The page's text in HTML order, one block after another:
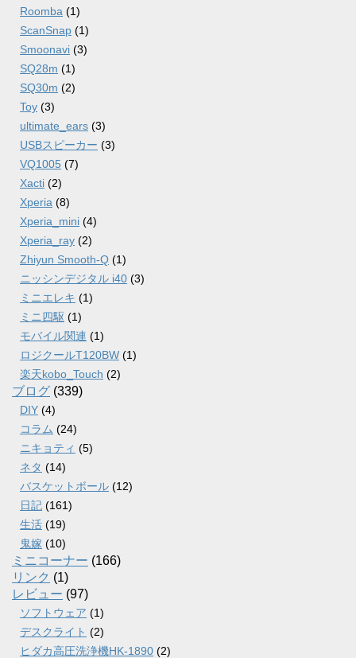
Roomba (1)
ScanSnap (1)
Smoonavi (3)
SQ28m (1)
SQ30m (2)
Toy (3)
ultimate_ears (3)
USBスピーカー (3)
VQ1005 (7)
Xacti (2)
Xperia (8)
Xperia_mini (4)
Xperia_ray (2)
Zhiyun Smooth-Q (1)
ニッシンデジタル i40 (3)
ミニエレキ (1)
ミニ四駆 (1)
モバイル関連 (1)
ロジクールT120BW (1)
楽天kobo_Touch (2)
ブログ (339)
DIY (4)
コラム (24)
ニキョティ (5)
ネタ (14)
バスケットボール (12)
日記 (161)
生活 (19)
鬼嫁 (10)
ミニコーナー (166)
リンク (1)
レビュー (97)
ソフトウェア (1)
デスクライト (2)
ヒダカ高圧洗浄機HK-1890 (2)